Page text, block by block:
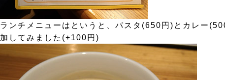
ランチメニューはというと、パスタ(650円)とカレー
加してみました(+100円)